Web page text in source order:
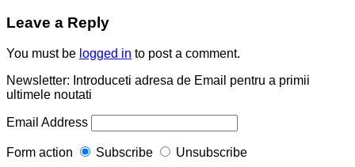
Leave a Reply
You must be logged in to post a comment.
Newsletter: Introduceti adresa de Email pentru a primii
ultimele noutati
Email Address
Form action Subscribe Unsubscribe